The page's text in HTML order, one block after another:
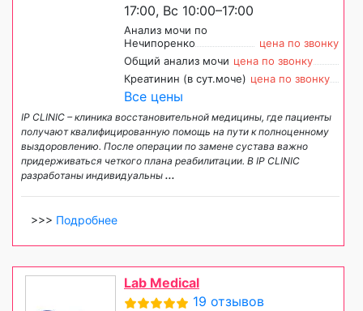
17:00, Вс 10:00–17:00
Анализ мочи по
Нечипоренко
цена по звонку
Общий анализ мочи цена по звонку
Креатинин (в сут.моче) цена по звонку
Все цены
IP CLINIC – клиника восстановительной медицины, где пациенты
получают квалифицированную помощь на пути к полноценному
выздоровлению. После операции по замене сустава важно
придерживаться четкого плана реабилитации. В IP CLINIC
разработаны индивидуальны ...
>>> Подробнее
Lab Medical
19 отзывов